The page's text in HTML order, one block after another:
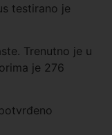
testirano je
Trenutno je u
je 276